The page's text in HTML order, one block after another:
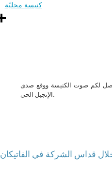
كنيسة محليّة
لكم صوت الكنيسة ووقع صدى
الإنجيل الحي.
قداس الشركة في الفاتيكان